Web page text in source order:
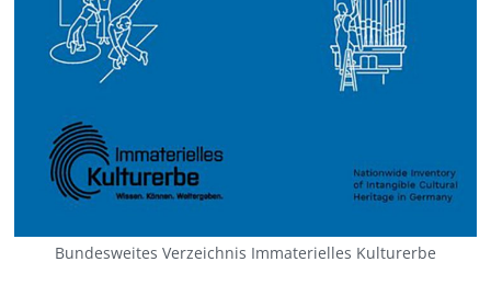
Bundesweites Verzeichnis Immaterielles Kulturerbe